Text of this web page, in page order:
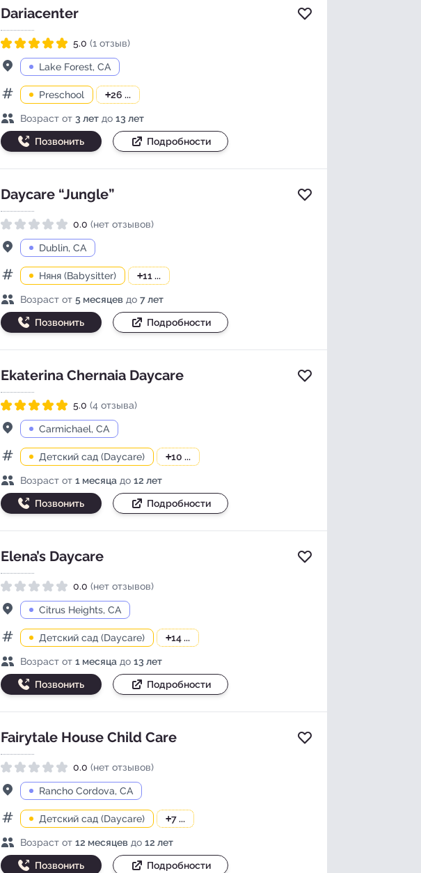
Dariacenter Добавить в избранное
5.0 (1 отзыв)
Адрес
Lake Forest, CA
КатегорииPreschool +26 ...
Возраст детей
Возраст от 3 лет до 13 лет
Позвонить Подробности
Daycare “Jungle” Добавить в избранное
0.0 (нет отзывов)
Адрес
Dublin, CA
КатегорииНяня (Babysitter) +11 ...
Возраст детей
Возраст от 5 месяцев до 7 лет
Позвонить Подробности
Ekaterina Chernaia Daycare Добавить в избранное
5.0 (4 отзыва)
Адрес
Carmichael, CA
КатегорииДетский сад (Daycare) +10 ...
Возраст детей
Возраст от 1 месяца до 12 лет
Позвонить Подробности
Elena’s Daycare Добавить в избранное
0.0 (нет отзывов)
Адрес
Citrus Heights, CA
КатегорииДетский сад (Daycare) +14 ...
Возраст детей
Возраст от 1 месяца до 13 лет
Позвонить Подробности
Fairytale House Child Care Добавить в избранное
0.0 (нет отзывов)
Адрес
Rancho Cordova, CA
КатегорииДетский сад (Daycare) +7 ...
Возраст детей
Возраст от 12 месяцев до 12 лет
Позвонить Подробности